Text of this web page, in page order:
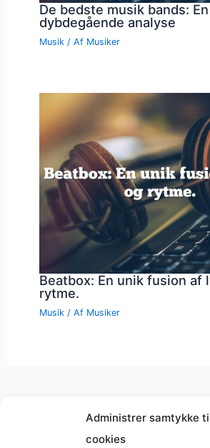
Administrer samtykke
cookies
De bedste musik bands: En
dybdegående analyse
Musik / Af Musiker
Beatbox: En unik fusion af
rytme.
Musik / Af Musiker
Musik på